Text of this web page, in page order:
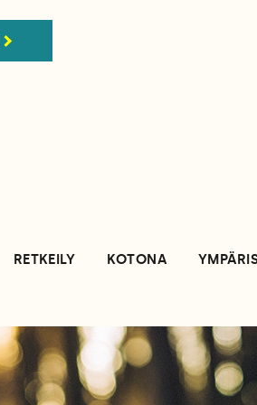
RETKEILY KOTONA